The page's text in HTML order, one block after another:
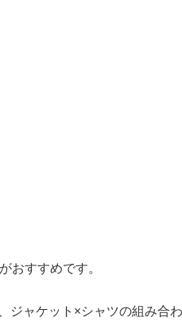
がおすすめです。
ャケット×シャツの組み合